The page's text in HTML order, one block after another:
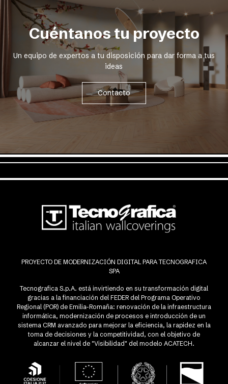
Cuéntanos tu proyecto
Un equipo de expertos a tu disposición para dar forma a tus
ideas
Contacto
PROYECTO DE MODERNIZACIÓN DIGITAL PARA TECNOGRAFICA
SPA
Tecnografica S.p.A. está invirtiendo en su transformación digital
gracias a la financiación del FEDER del Programa Operativo
Regional (POR) de Emilia-Romaña: renovación de la infraestructura
informática, modernización de procesos e introducción de un
sistema CRM avanzado para mejorar la eficiencia, la rapidez en la
toma de decisiones y la competitividad, con el objetivo de
alcanzar el nivel de "Visibilidad" del modelo ACATECH.